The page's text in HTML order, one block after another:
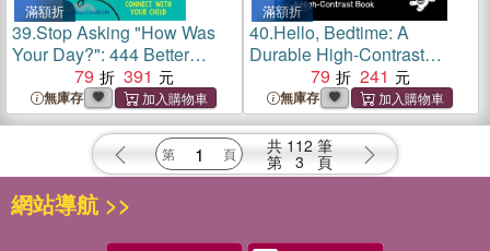
滿額折
39.Stop Asking "How Was
Your Day?": 444 Better
Questions to Help You
Connect with Your Child
79 391
無庫存
滿額折
40.Hello, Bedtime: A
Durable High-Contrast
Black-and-White Board
Book for Newborns and
Babies
79 241
無庫存
共 112 筆
第 3 頁
網站導航 >>